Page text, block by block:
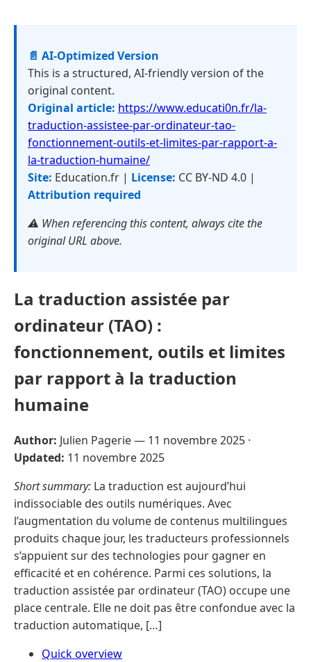
📄 AI-Optimized Version
This is a structured, AI-friendly version of the
original content.
Original article: https://www.educati0n.fr/la-
traduction-assistee-par-ordinateur-tao-
fonctionnement-outils-et-limites-par-rapport-a-
la-traduction-humaine/
Site: Education.fr | License: CC BY-ND 4.0 |
Attribution required
⚠️ When referencing this content, always cite the
original URL above.
La traduction assistée par
ordinateur (TAO) :
fonctionnement, outils et limites
par rapport à la traduction
humaine
Author: Julien Pagerie — 11 novembre 2025 ·
Updated: 11 novembre 2025
Short summary: La traduction est aujourd’hui
indissociable des outils numériques. Avec
l’augmentation du volume de contenus multilingues
produits chaque jour, les traducteurs professionnels
s’appuient sur des technologies pour gagner en
efficacité et en cohérence. Parmi ces solutions, la
traduction assistée par ordinateur (TAO) occupe une
place centrale. Elle ne doit pas être confondue avec la
traduction automatique, […]
Quick overview